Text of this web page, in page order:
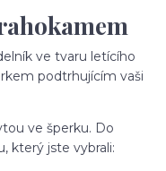
ve tvaru letícího
podtrhujícím vaši
ve šperku. Do
který jste vybrali: